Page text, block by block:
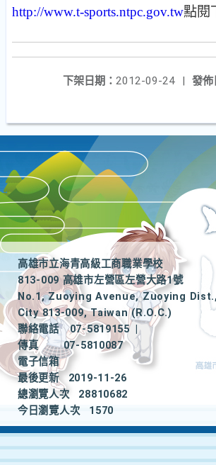
http://www.t-sports.ntpc.gov.tw點閱
發佈
下架日期： 2012-09-24
|
高雄市立海青高級工商職業學校
813-009 高雄市左營區左營大路1號
No.1, Zuoying Avenue, Zuoying
City 813-009, Taiwan (R.O.C.)
聯絡電話
07-5819155
|
傳真
07-5810087
電子信箱
最後更新
2019-11-26
總瀏覽人次
28810682
今日瀏覽人次
1570